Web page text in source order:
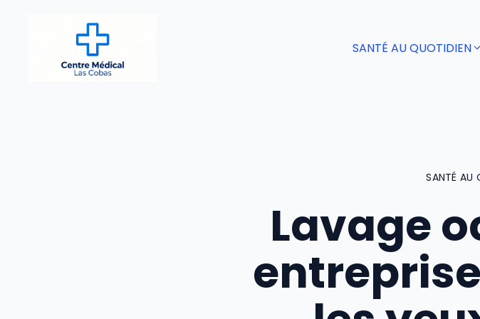
SANTÉ AU QUOTIDIEN
SANTÉ AU
Lavage